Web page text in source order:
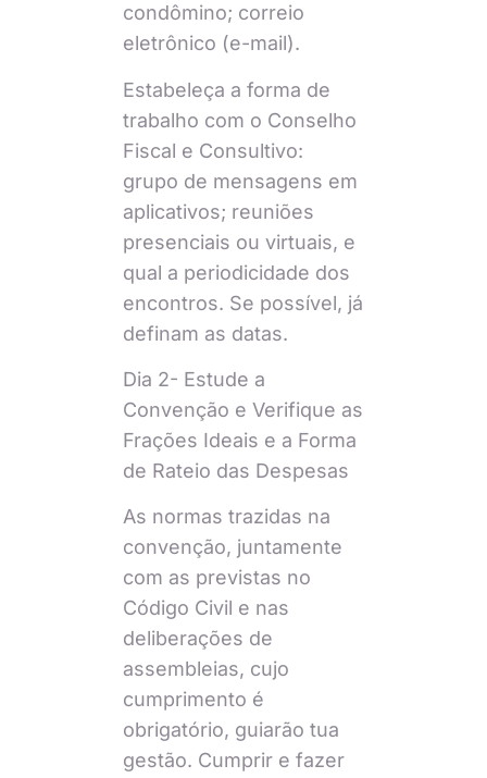
condômino; correio
eletrônico (e-mail).
Estabeleça a forma de
trabalho com o Conselho
Fiscal e Consultivo:
grupo de mensagens em
aplicativos; reuniões
presenciais ou virtuais, e
qual a periodicidade dos
encontros. Se possível, já
definam as datas.
Dia 2- Estude a
Convenção e Verifique as
Frações Ideais e a Forma
de Rateio das Despesas
As normas trazidas na
convenção, juntamente
com as previstas no
Código Civil e nas
deliberações de
assembleias, cujo
cumprimento é
obrigatório, guiarão tua
gestão. Cumprir e fazer